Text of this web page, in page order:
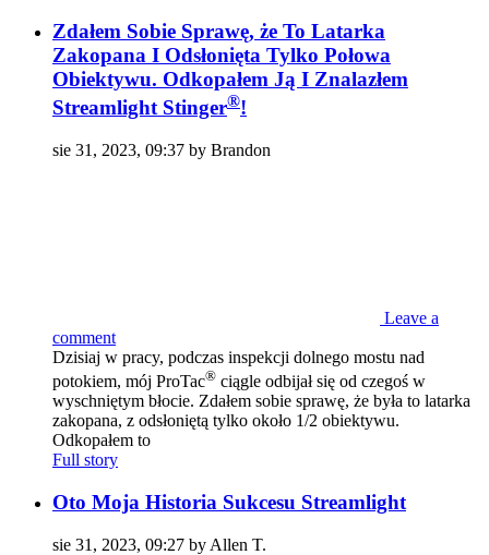
Zdałem Sobie Sprawę, że To Latarka
Zakopana I Odsłonięta Tylko Połowa
Obiektywu. Odkopałem Ją I Znalazłem
Streamlight Stinger®!
sie 31, 2023, 09:37 by Brandon
Leave a
comment
Dzisiaj w pracy, podczas inspekcji dolnego mostu nad
potokiem, mój ProTac® ciągle odbijał się od czegoś w
wyschniętym błocie. Zdałem sobie sprawę, że była to latarka
zakopana, z odsłoniętą tylko około 1/2 obiektywu.
Odkopałem to
Full story
Oto Moja Historia Sukcesu Streamlight
sie 31, 2023, 09:27 by Allen T.